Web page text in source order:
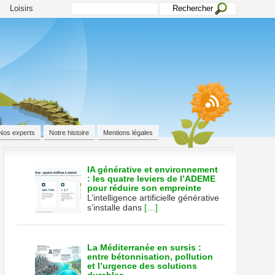
Loisirs
experts Notre histoire Mentions légales
IA générative et environnement
: les quatre leviers de l’ADEME
pour réduire son empreinte
L’intelligence artificielle générative
s’installe dans […]
La Méditerranée en sursis :
entre bétonnisation, pollution
et l’urgence des solutions